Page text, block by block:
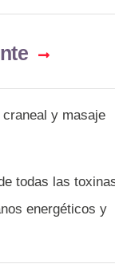
y masaje
todas las
energéticos y